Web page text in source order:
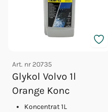
Art. nr 20735
Glykol Volvo 1l
Orange Konc
Koncentrat 1L